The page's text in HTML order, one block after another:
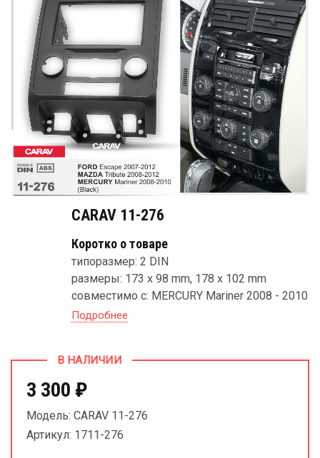
CARAV 11-276
Коротко о товаре
типоразмер: 2 DIN
размеры: 173 x 98 mm, 178 x 102 mm
совместимо с: MERCURY Mariner 2008 - 2010
Подробнее
3 300 ₽
Модель: CARAV 11-276
Артикул: 1711-276
В НАЛИЧИИ